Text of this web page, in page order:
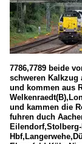
7786,7789 beide
schweren Kalkzug
und kommen aus
und kammen die
fuhren duch